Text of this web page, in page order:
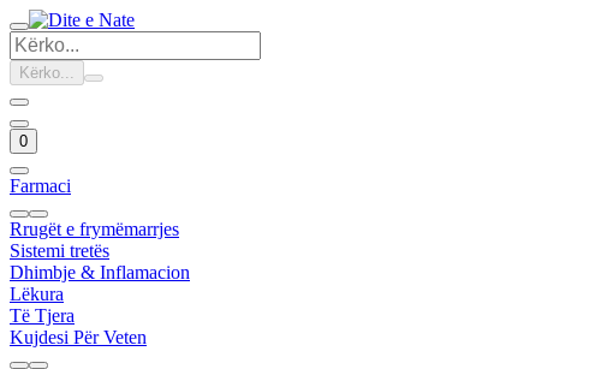
Kërko...
0
Farmaci
Rrugët e frymëmarrjes
Sistemi tretës
Dhimbje & Inflamacion
Lëkura
Të Tjera
Kujdesi Për Veten